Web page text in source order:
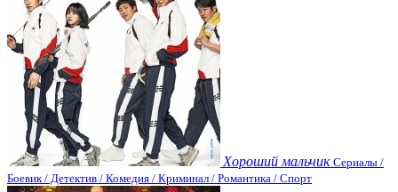
Хороший мальчик Сериалы /
Боевик / Детектив / Комедия / Криминал / Романтика / Спорт